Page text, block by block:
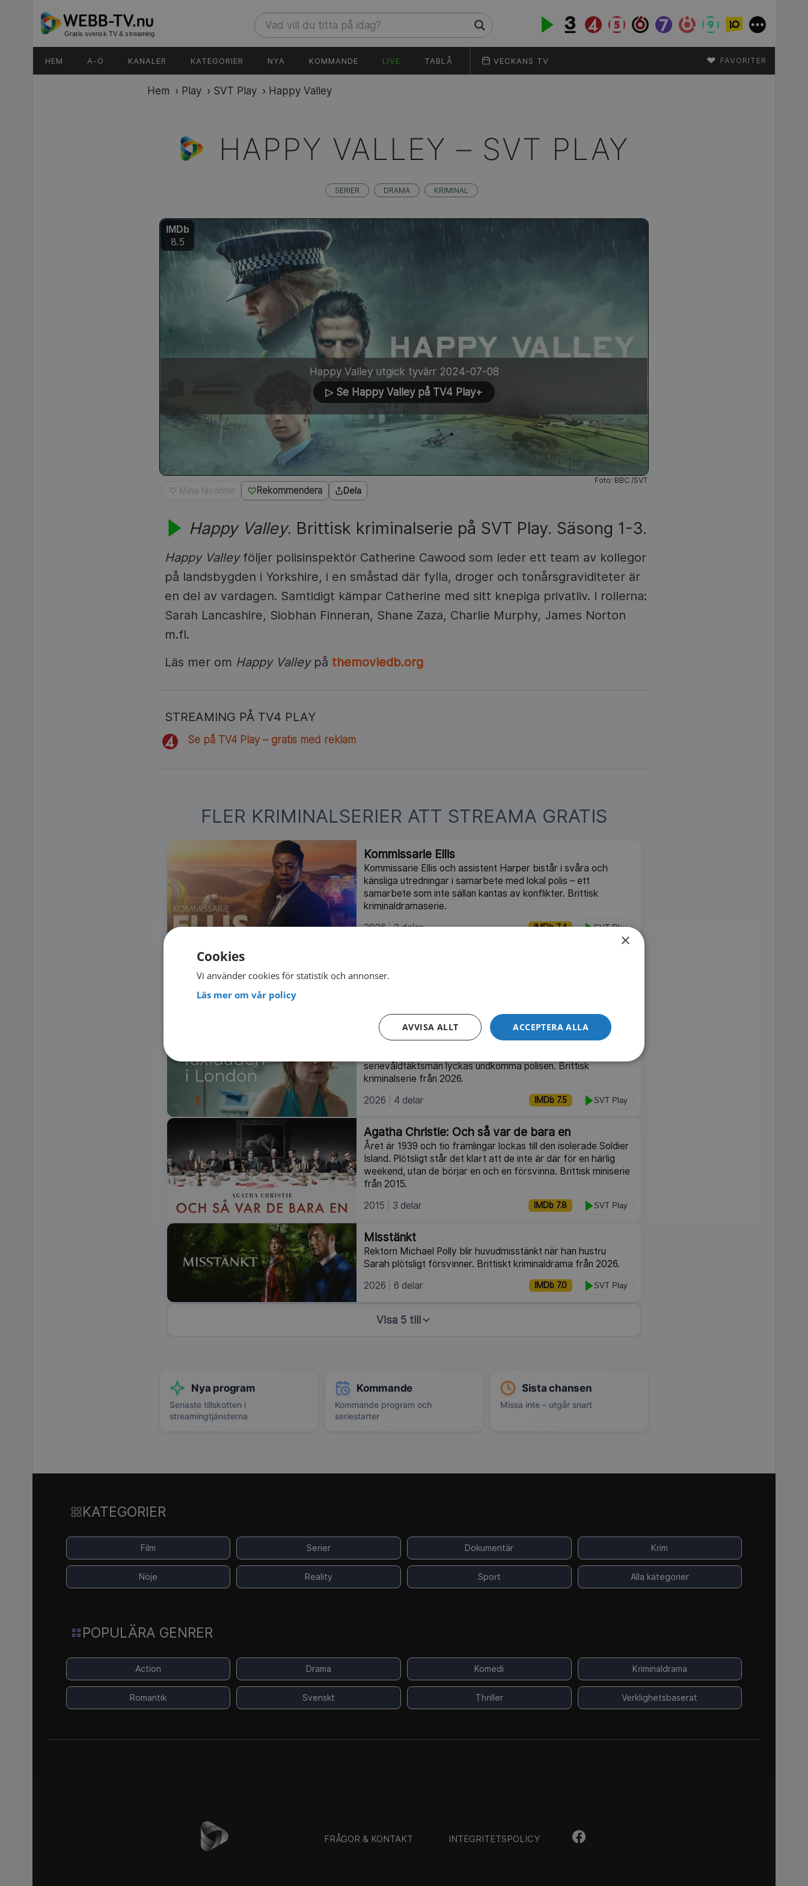
Gratis svensk TV & streaming
HEM A-Ö KANALER KATEGORIER NYA KOMMANDE LIVE TABLÅ VECKANS TV ♥ FAVORITER
Hem › Play › SVT Play › Happy Valley
HAPPY VALLEY – SVT PLAY
♡ Mina favoriter Rekommendera Dela
Happy Valley. Brittisk kriminalserie på SVT Play. Säsong 1-3.
Happy Valleyföljer polisinspektör Catherine Cawood som leder ett team av kollegor
på landsbygden i Yorkshire, i en småstad där fylla, droger och tonårsgraviditeter är
en del av vardagen. Samtidigt kämpar Catherine med sitt knepiga privatliv. I rollerna:
Sarah Lancashire, Siobhan Finneran, Shane Zaza, Charlie Murphy, James Norton
m.fl.
Läs mer om Happy Valleypå themoviedb.org
Foto: BBC /SVT
Happy Valley utgick tyvärr 2024-07-08
▷ Se Happy Valley på TV4 Play+
STREAMING PÅ TV4 PLAY
Se på TV4 Play – gratis med reklam
SERIER DRAMA KRIMINAL
IMDb
8.5
FLER KRIMINALSERIER ATT STREAMA GRATIS
Kommissarie Ellis
Kommissarie Ellis och assistent Harper bistår i svåra och
känsliga utredningar i samarbete med lokal polis – ett
samarbete som inte sällan kantas av konflikter. Brittisk
kriminaldramaserie.
2026
2 delar IMDb 7.4 SVT Play
Kommissarie Barnaby löser mordgåtor i den pittoreska och
Taxidåden i London
serievåldtäktsmän lyckas undkomma polisen. Brittisk
kriminalserie från 2026.
2026
4 delar IMDb 7.5 SVT Play
Agatha Christie: Och så var de bara en
Året är 1939 och tio främlingar lockas till den isolerade Soldier
Island. Plötsligt står det klart att de inte är där för en härlig
weekend, utan de börjar en och en försvinna. Brittisk miniserie
från 2015.
2015
3 delar IMDb 7.8 SVT Play
Misstänkt
Rektorn Michael Polly blir huvudmisstänkt när han hustru
Sarah plötsligt försvinner. Brittiskt kriminaldrama från 2026.
2026
6 delar IMDb 7.0 SVT Play
Visa 5 till
Nya program
Senaste tillskotten i
streamingtjänsterna
Kommande
Kommande program och
seriestarter
Sista chansen
Missa inte – utgår snart
KATEGORIER
Film Serier Dokumentär Krim
Nöje Reality Sport Alla kategorier
POPULÄRA GENRER
Action Drama Komedi Kriminaldrama
Romantik Svenskt Thriller Verklighetsbaserat
FRÅGOR & KONTAKT INTEGRITETSPOLICY
×
Cookies
Vi använder cookies för statistik och annonser.
Läs mer om vår policy
ACCEPTERA ALLA
AVVISA ALLT